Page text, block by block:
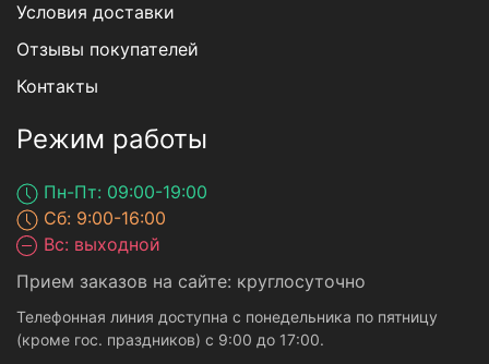
Условия доставки
Отзывы покупателей
Контакты
Режим работы
Пн-Пт: 09:00-19:00
Сб: 9:00-16:00
Вс: выходной
Прием заказов на сайте: круглосуточно
Телефонная линия доступна с понедельника по пятницу
(кроме гос. праздников) с 9:00 до 17:00.